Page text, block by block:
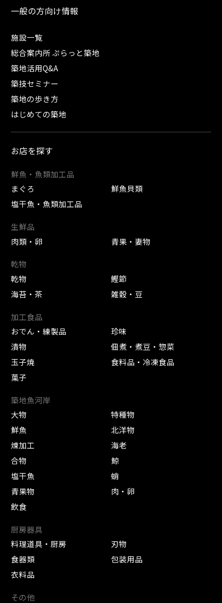
一般の方向け情報
施設一覧
総合案内所 ぷらっと築地
築地活用Q&A
築技セミナー
築地の歩き方
はじめての築地
お店を探す
鮮魚・魚類加工品
まぐろ
鮮魚貝類
塩干魚・魚類加工品
生鮮品
肉類・卵
青果・妻物
乾物
乾物
鰹節
海苔・茶
雑穀・豆
加工食品
おでん・練製品
珍味
漬物
佃煮・煮豆・惣菜
玉子焼
食料品・冷凍食品
菓子
築地魚河岸
大物
特種物
鮮魚
北洋物
煉加工
海老
合物
鯨
塩干魚
蛸
青果物
肉・卵
飲食
厨房器具
料理道具・厨房
刃物
食器類
包装用品
衣料品
その他